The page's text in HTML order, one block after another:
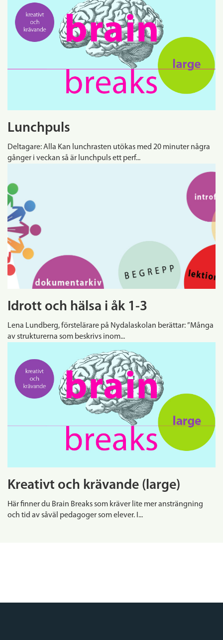
Lunchpuls
Deltagare: Alla Kan lunchrasten utökas med 20 minuter några
gånger i veckan så är lunchpuls ett perf...
Idrott och hälsa i åk 1-3
Lena Lundberg, förstelärare på Nydalaskolan berättar: ”Många
av strukturerna som beskrivs inom...
Kreativt och krävande (large)
Här finner du Brain Breaks som kräver lite mer ansträngning
och tid av såväl pedagoger som elever. I...